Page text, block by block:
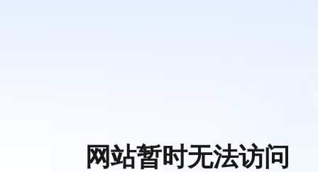
网站暂时无法访问